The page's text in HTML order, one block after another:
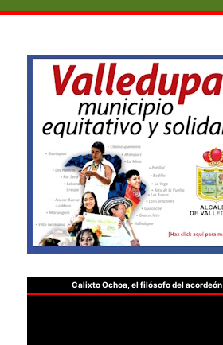
Calixto Ochoa, el filósofo del acordeón